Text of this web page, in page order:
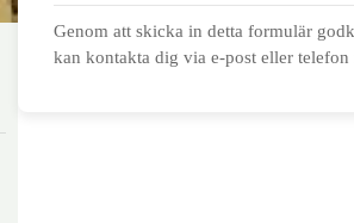
Genom att skicka in detta formulär
kan kontakta dig via e-post eller